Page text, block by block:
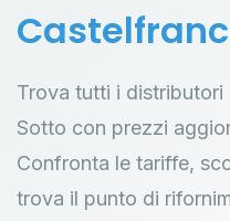
Trova tutti i distributori
Sotto con prezzi
Confronta le tariffe,
trova il punto di